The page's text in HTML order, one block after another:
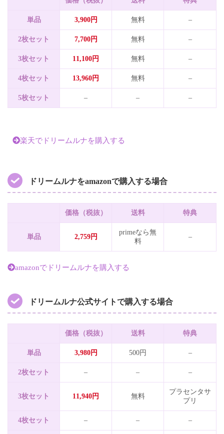
単品 3,900円 無料 –
2枚セット 7,700円 無料 –
3枚セット 11,100円 無料 –
4枚セット 13,960円 無料 –
5枚セット – – –
楽天でドリームルナを購入する
ドリームルナをamazonで購入する場合
価格（税抜） 送料 特典
単品 2,759円
primeなら無
料
–
amazonでドリームルナを購入する
ドリームルナ公式サイトで購入する場合
価格（税抜） 送料 特典
単品 3,980円 500円 –
2枚セット – – –
3枚セット 11,940円 無料
プラセンタサ
プリ
4枚セット – – –